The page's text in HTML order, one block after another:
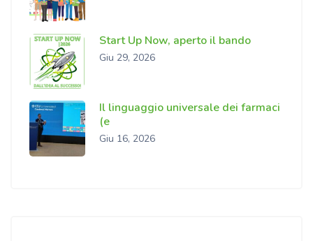
Start Up Now, aperto il bando
Giu 29, 2026
Il linguaggio universale dei farmaci
(e
Giu 16, 2026